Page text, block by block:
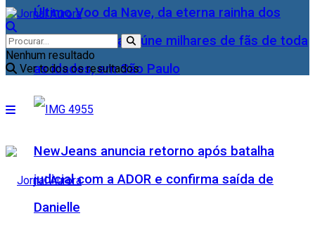
Último Voo da Nave, da eterna rainha dos
Baixinhos, Xuxa reúne milhares de fãs de toda
as idades, em São Paulo
NewJeans anuncia retorno após batalha
judicial com a ADOR e confirma saída de
Danielle
Nenhum resultado
Ver todos os resultados